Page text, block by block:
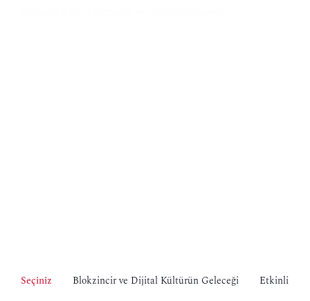
Seçiniz Blokzincir ve Dijital Kültürün Geleceği Etkinlikler